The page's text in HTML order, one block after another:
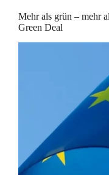
Mehr als grün – mehr
Green Deal